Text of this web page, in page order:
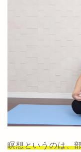
瞑想というのは、